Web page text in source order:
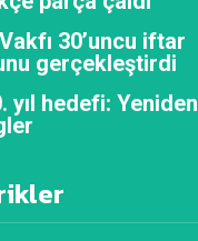
30’uncu iftar
gerçekleştirdi
yıl hedefi: Yeniden